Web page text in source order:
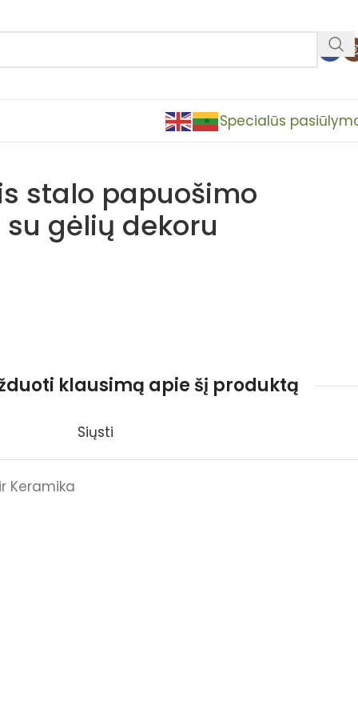
Specialūs
stalo papuošimo
gėlių dekoru
klausimą apie šį produktą
Siųsti
Keramika